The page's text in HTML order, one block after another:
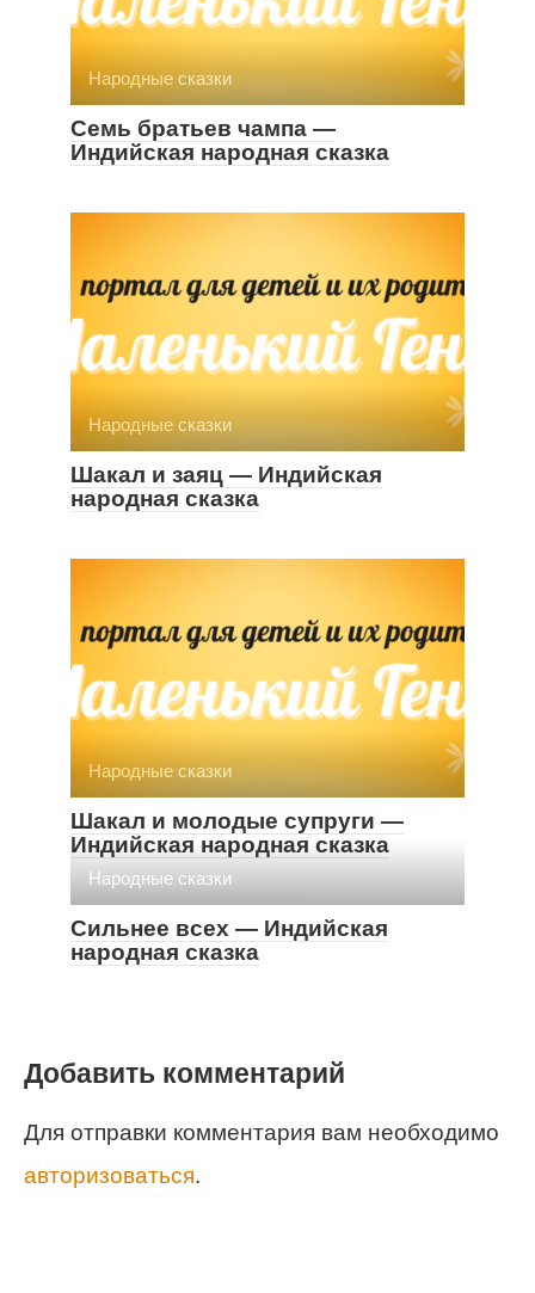
Народные сказки
Семь братьев чампа —
Индийская народная сказка
Народные сказки
Шакал и заяц — Индийская
народная сказка
Народные сказки
Шакал и молодые супруги —
Индийская народная сказка
Народные сказки
Сильнее всех — Индийская
народная сказка
Добавить комментарий
Для отправки комментария вам необходимо
авторизоваться.